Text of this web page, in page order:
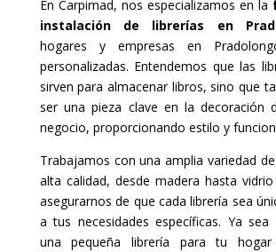
En Carpimad, nos especializamos en la
instalación de librerías en
hogares y empresas en
personalizadas. Entendemos que las
sirven para almacenar libros, sino que
ser una pieza clave en la decoración
negocio, proporcionando estilo y
Trabajamos con una amplia variedad
alta calidad, desde madera hasta
asegurarnos de que cada librería sea
a tus necesidades específicas. Ya sea
una pequeña librería para tu